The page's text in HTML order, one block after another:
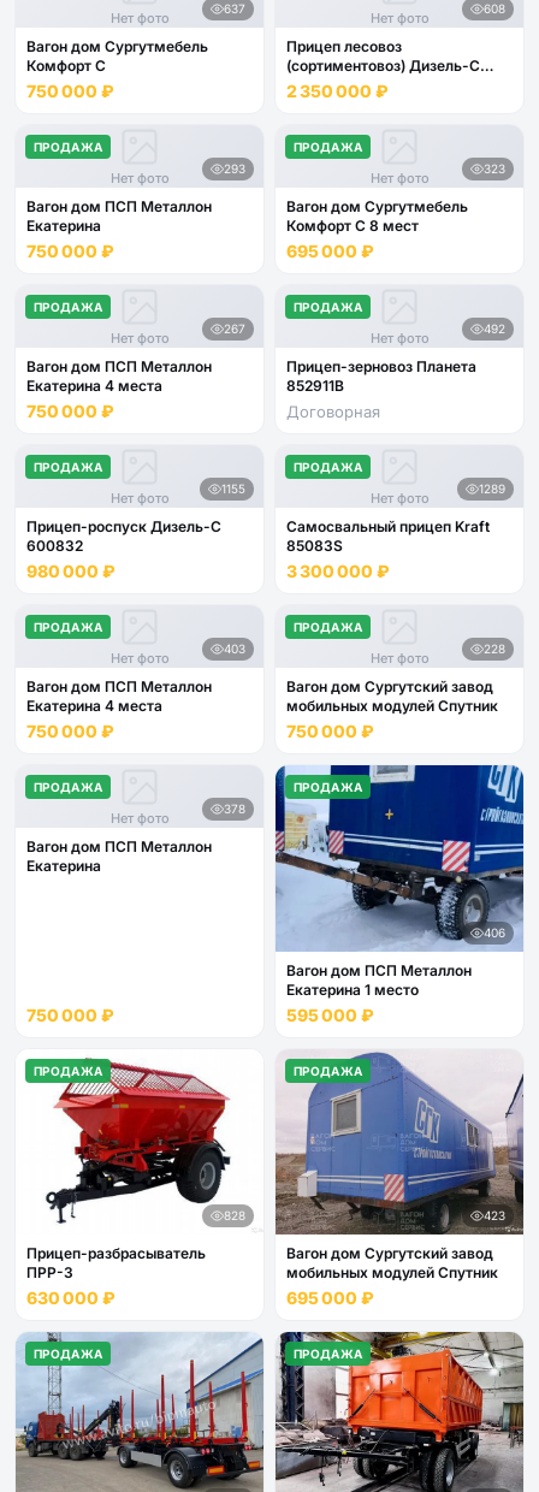
637
Нет фото
Вагон дом Сургутмебель
Комфорт С
750 000 ₽
608
Нет фото
Прицеп лесовоз
(сортиментовоз) Дизель-С
600321
2 350 000 ₽
ПРОДАЖА
293
Нет фото
Вагон дом ПСП Металлон
Екатерина
750 000 ₽
ПРОДАЖА
323
Нет фото
Вагон дом Сургутмебель
Комфорт С 8 мест
695 000 ₽
ПРОДАЖА
267
Нет фото
Вагон дом ПСП Металлон
Екатерина 4 места
750 000 ₽
ПРОДАЖА
492
Нет фото
Прицеп-зерновоз Планета
852911В
Договорная
ПРОДАЖА
1155
Нет фото
Прицеп-роспуск Дизель-С
600832
980 000 ₽
ПРОДАЖА
1289
Нет фото
Самосвальный прицеп Kraft
85083S
3 300 000 ₽
ПРОДАЖА
403
Нет фото
Вагон дом ПСП Металлон
Екатерина 4 места
750 000 ₽
ПРОДАЖА
228
Нет фото
Вагон дом Сургутский завод
мобильных модулей Спутник
750 000 ₽
ПРОДАЖА
378
Нет фото
Вагон дом ПСП Металлон
Екатерина
750 000 ₽
ПРОДАЖА
406
Вагон дом ПСП Металлон
Екатерина 1 место
595 000 ₽
ПРОДАЖА
828
Прицеп-разбрасыватель
ПРР-3
630 000 ₽
ПРОДАЖА
423
Вагон дом Сургутский завод
мобильных модулей Спутник
695 000 ₽
ПРОДАЖА ПРОДАЖА